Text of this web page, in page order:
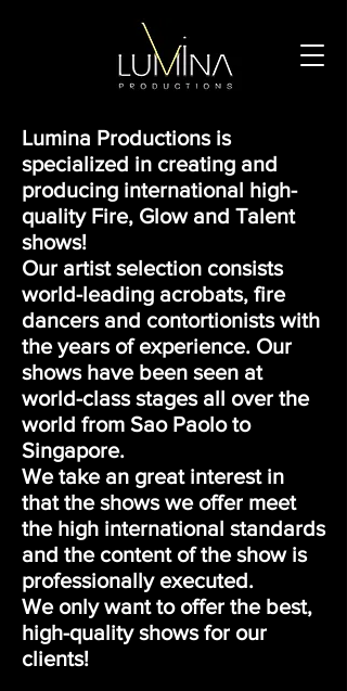
Lumina Productions is
specialized in creating and
producing international high-
quality Fire, Glow and Talent
shows!
Our artist selection consists
world-leading acrobats, fire
dancers and contortionists with
the years of experience. Our
shows have been seen at
world-class stages all over the
world from Sao Paolo to
Singapore.
We take an great interest in
that the shows we offer meet
the high international standards
and the content of the show is
professionally executed.
We only want to offer the best,
high-quality shows for our
clients!